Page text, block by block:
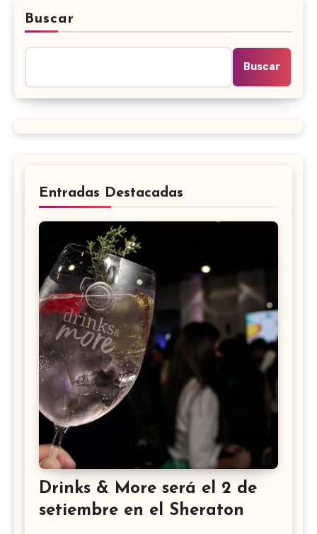
Buscar
Buscar
Entradas Destacadas
Drinks & More será el 2 de
setiembre en el Sheraton